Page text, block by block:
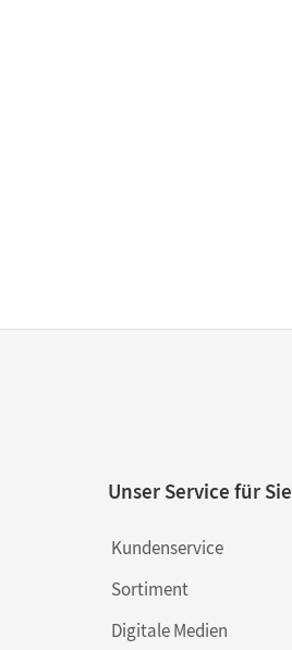
Unser Service für Sie
Kundenservice
Sortiment
Digitale Medien